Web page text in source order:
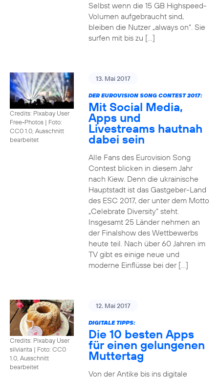
Selbst wenn die 15 GB Highspeed-
Volumen aufgebraucht sind,
bleiben die Nutzer „always on“. Sie
surfen mit bis zu […]
Credits: Pixabay User
Free-Photos | Foto:
CC0 1.0, Ausschnitt
bearbeitet
13. Mai 2017
DER EUROVISION SONG CONTEST 2017:
Mit Social Media,
Apps und
Livestreams hautnah
dabei sein
Alle Fans des Eurovision Song
Contest blicken in diesem Jahr
nach Kiew. Denn die ukrainische
Hauptstadt ist das Gastgeber-Land
des ESC 2017, der unter dem Motto
„Celebrate Diversity“ steht.
Insgesamt 25 Länder nehmen an
der Finalshow des Wettbewerbs
heute teil. Nach über 60 Jahren im
TV gibt es einige neue und
moderne Einflüsse bei der […]
Credits: Pixabay User
silviarita | Foto: CC0
1.0, Ausschnitt
bearbeitet
12. Mai 2017
DIGITALE TIPPS:
Die 10 besten Apps
für einen gelungenen
Muttertag
Von der Antike bis ins digitale